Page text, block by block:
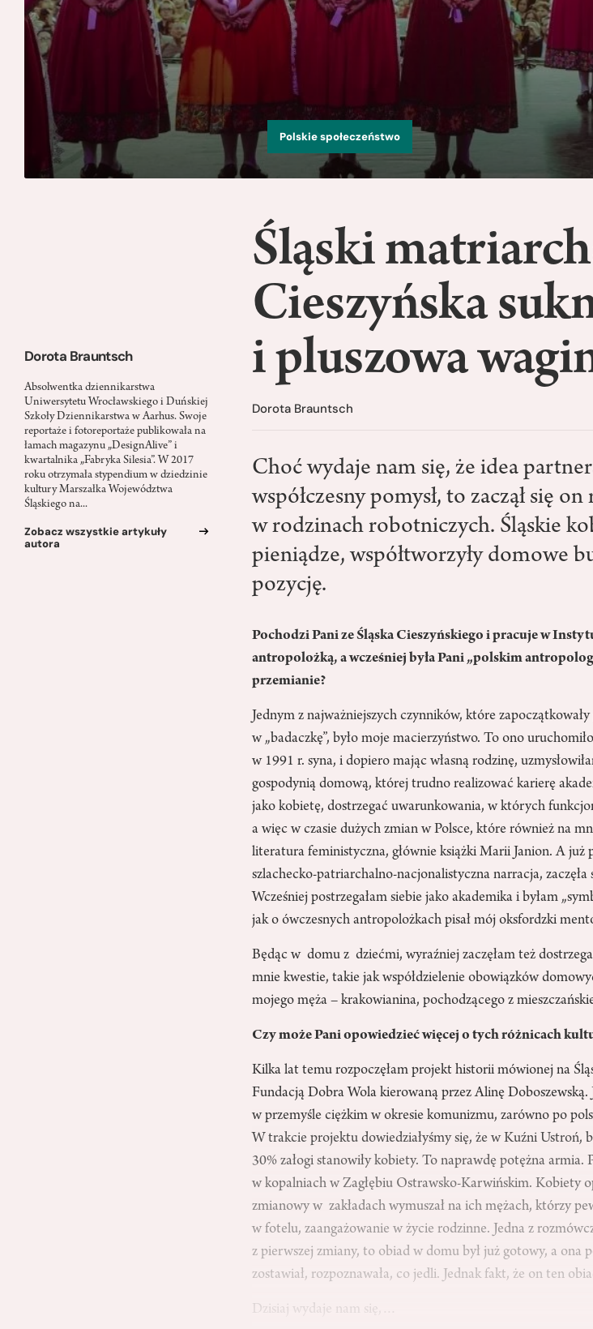
Polskie społeczeństwo
Dorota Brauntsch
Absolwentka dziennikarstwa
Uniwersytetu Wrocławskiego i Duńskiej
Szkoły Dziennikarstwa w Aarhus. Swoje
reportaże i fotoreportaże publikowała na
łamach magazynu „DesignAlive” i
kwartalnika „Fabryka Silesia”. W 2017
roku otrzymała stypendium w dziedzinie
kultury Marszałka Województwa
Śląskiego na...
Zobacz wszystkie artykuły
autora
Śląski
Cieszyńska
i pluszowa
Dorota Brauntsch
Choć wydaje nam się, że idea
współczesny pomysł, to zaczął się
w rodzinach robotniczych. Śląskie
pieniądze, współtworzyły domowe
pozycję.
Pochodzi Pani ze Śląska Cieszyńskiego i pracuje w
antropolożką, a wcześniej była Pani „polskim
przemianie?
Jednym z najważniejszych czynników, które
w „badaczkę”, było moje macierzyństwo. To ono
w 1991 r. syna, i dopiero mając własną rodzinę,
gospodynią domową, której trudno realizować karierę
jako kobietę, dostrzegać uwarunkowania, w których
a więc w czasie dużych zmian w Polsce, które również na
literatura feministyczna, głównie książki Marii Janion. A
szlachecko-patriarchalno-nacjonalistyczna narracja, zaczęła
Wcześniej postrzegałam siebie jako akademika i byłam
jak o ówczesnych antropolożkach pisał mój oksfordzki
Będąc w domu z dziećmi, wyraźniej zaczęłam też
mnie kwestie, takie jak współdzielenie obowiązków
mojego męża – krakowianina, pochodzącego z
Czy może Pani opowiedzieć więcej o tych różnicach
Kilka lat temu rozpoczęłam projekt historii mówionej na
Fundacją Dobra Wola kierowaną przez Alinę
w przemyśle ciężkim w okresie komunizmu, zarówno po
W trakcie projektu dowiedziałyśmy się, że w Kuźni Ustroń,
30% załogi stanowiły kobiety. To naprawdę potężna armia.
w kopalniach w Zagłębiu Ostrawsko-Karwińskim. Kobiety
zmianowy w zakładach wymuszał na ich mężach, którzy
w fotelu, zaangażowanie w życie rodzinne. Jedna z
z pierwszej zmiany, to obiad w domu był już gotowy, a ona
zostawiał, rozpoznawała, co jedli. Jednak fakt, że on ten
Dzisiaj wydaje nam się,…